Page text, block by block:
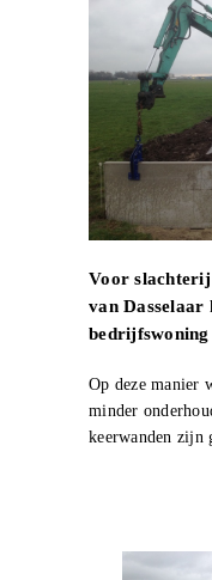
Voor
van Dasselaar
bedrijfswoning
Op deze manier
minder
keerwanden zijn